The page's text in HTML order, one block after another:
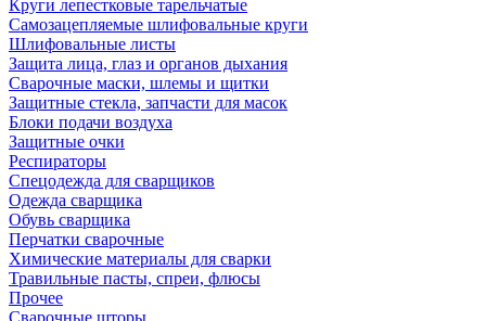
Круги лепестковые тарельчатые
Самозацепляемые шлифовальные круги
Шлифовальные листы
Защита лица, глаз и органов дыхания
Сварочные маски, шлемы и щитки
Защитные стекла, запчасти для масок
Блоки подачи воздуха
Защитные очки
Респираторы
Спецодежда для сварщиков
Одежда сварщика
Обувь сварщика
Перчатки сварочные
Химические материалы для сварки
Травильные пасты, спреи, флюсы
Прочее
Сварочные шторы